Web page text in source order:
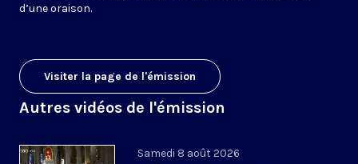
d’une oraison.
Visiter la page de l'émission
Autres vidéos de l'émission
Samedi 8 août 2026